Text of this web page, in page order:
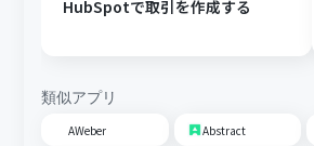
HubSpotで取引を作成する
類似アプリ
AWeber Abstract